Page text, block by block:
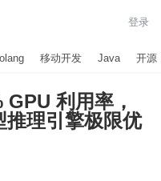
登录
移动开发 Java 开源
利用率，
理引擎极限优